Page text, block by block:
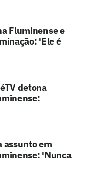
Fluminense e
'Ele é
detona
assunto em
'Nunca